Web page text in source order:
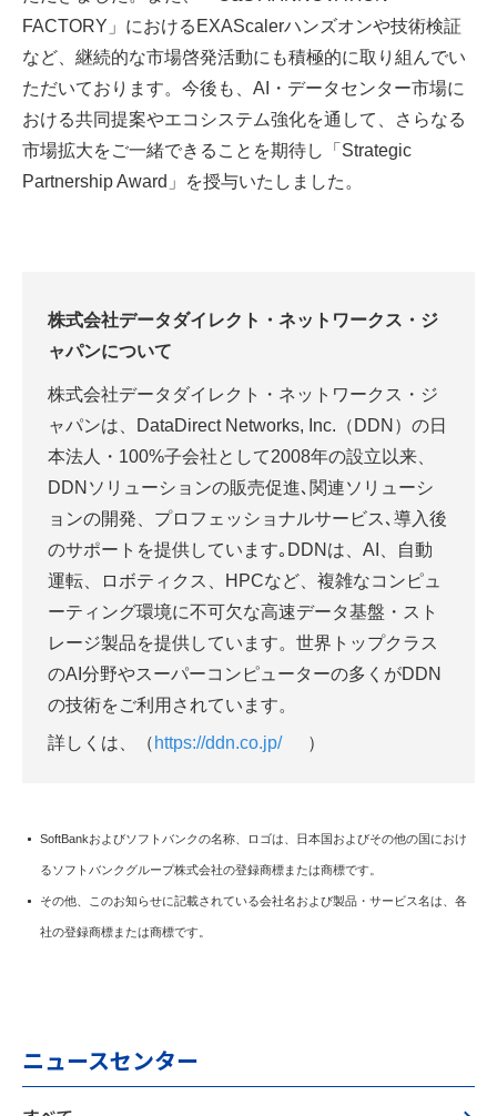
FACTORY」におけるEXAScalerハンズオンや技術検証
など、継続的な市場啓発活動にも積極的に取り組んでい
ただいております。今後も、AI・データセンター市場に
おける共同提案やエコシステム強化を通して、さらなる
市場拡大をご一緒できることを期待し「Strategic
Partnership Award」を授与いたしました。
株式会社データダイレクト・ネットワークス・ジ
ャパンについて
株式会社データダイレクト・ネットワークス・ジ
ャパンは、DataDirect Networks, Inc.（DDN）の日
本法人・100%子会社として2008年の設立以来、
DDNソリューションの販売促進､関連ソリューシ
ョンの開発、プロフェッショナルサービス､導入後
のサポートを提供しています｡DDNは、AI、自動
運転、ロボティクス、HPCなど、複雑なコンピュ
ーティング環境に不可欠な高速データ基盤・スト
レージ製品を提供しています。世界トップクラス
のAI分野やスーパーコンピューターの多くがDDN
の技術をご利用されています。
詳しくは、（https://ddn.co.jp/ ）
SoftBankおよびソフトバンクの名称、ロゴは、日本国およびその他の国におけ
るソフトバンクグループ株式会社の登録商標または商標です。
その他、このお知らせに記載されている会社名および製品・サービス名は、各
社の登録商標または商標です。
ニュースセンター